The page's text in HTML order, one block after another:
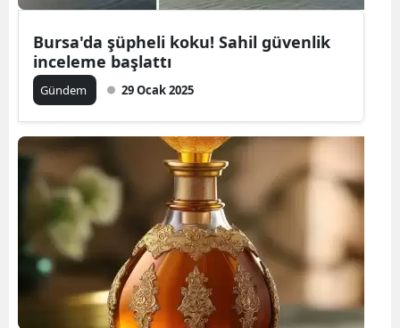
Bursa'da şüpheli koku! Sahil güvenlik
inceleme başlattı
Gündem 29 Ocak 2025